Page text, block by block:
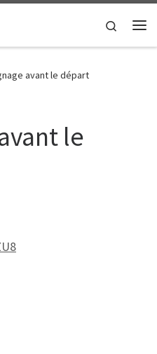
Search
avant le départ
le